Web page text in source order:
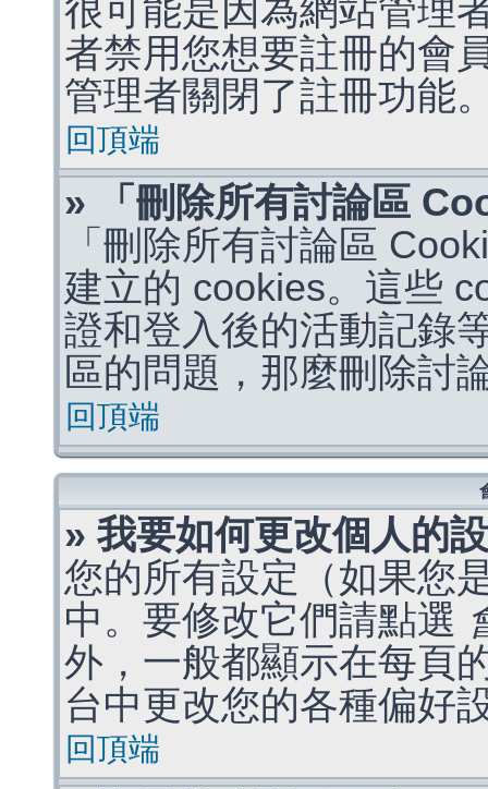
很可能是因為網站管理
者禁用您想要註冊的會
管理者關閉了註冊功能
回頂端
» 「刪除所有討論區
「刪除所有討論區
建立的 cookies。這些
證和登入後的活動記錄
區的問題，那麼刪除討
回頂端
» 我要如何更改個人的
您的所有設定（如果您
中。要修改它們請點選
外，一般都顯示在每頁
台中更改您的各種偏好
回頂端